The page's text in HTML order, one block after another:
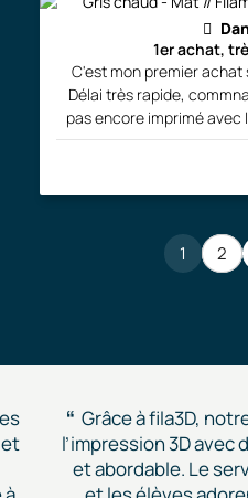
1er achat,
C'est mon premier
Délai très rapide,
pas encore imprimé avec
1 2
Grâce à fila3D,
l’impression 3D avec
et abordable. Le